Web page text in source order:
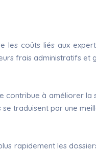
les coûts liés aux
frais administratifs et
contribue à améliorer
traduisent par une
rapidement les